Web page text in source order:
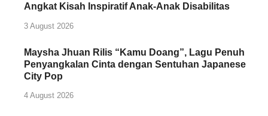
Angkat Kisah Inspiratif Anak-Anak Disabilitas
3 August 2026
Maysha Jhuan Rilis “Kamu Doang”, Lagu Penuh
Penyangkalan Cinta dengan Sentuhan Japanese
City Pop
4 August 2026